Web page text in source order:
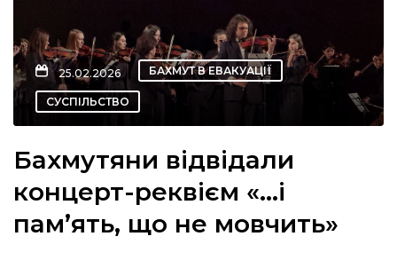
новини
25.02.2026 БАХМУТ В ЕВАКУАЦІЇ
СУСПІЛЬСТВО
Бахмутяни відвідали
концерт-реквієм «…і
пам’ять, що не мовчить»